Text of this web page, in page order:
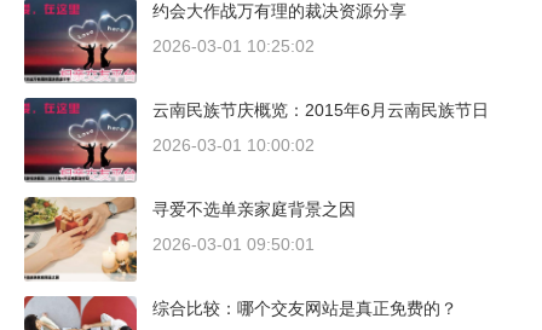
约会大作战万有理的裁决资源分享
2026-03-01 10:25:02
云南民族节庆概览：2015年6月云南民族节日
2026-03-01 10:00:02
寻爱不选单亲家庭背景之因
2026-03-01 09:50:01
综合比较：哪个交友网站是真正免费的？